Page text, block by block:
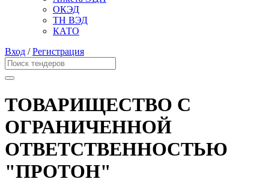
ОКЭД
ТН ВЭД
КАТО
Вход /Регистрация
ТОВАРИЩЕСТВО С
ОГРАНИЧЕННОЙ
ОТВЕТСТВЕННОСТЬЮ
"ПРОТОН"